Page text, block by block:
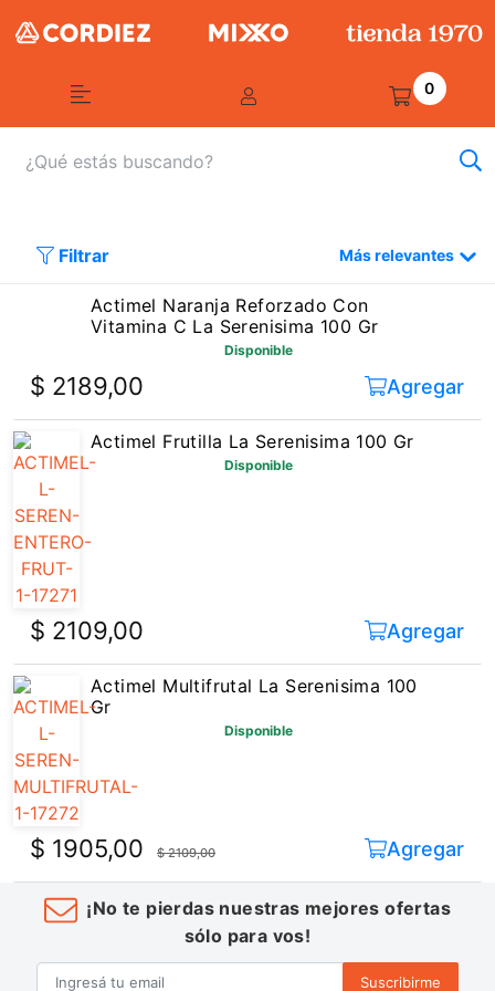
0
Filtrar Más relevantes
Actimel Naranja Reforzado Con
Vitamina C La Serenisima 100 Gr
Disponible
$ 2189,00 Agregar
Actimel Frutilla La Serenisima 100 Gr
Disponible
$ 2109,00 Agregar
Actimel Multifrutal La Serenisima 100
Gr
Disponible
$ 1905,00 $ 2109,00 Agregar
¡No te pierdas nuestras mejores ofertas
sólo para vos!
Suscribirme